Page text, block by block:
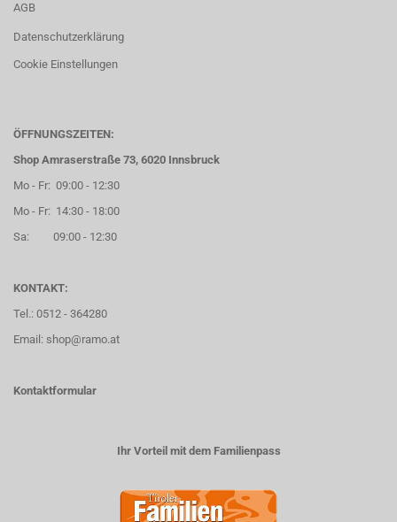
AGB
Datenschutzerklärung
Cookie Einstellungen
ÖFFNUNGSZEITEN:
Shop Amraserstraße 73, 6020 Innsbruck
Mo - Fr: 09:00 - 12:30
Mo - Fr: 14:30 - 18:00
Sa: 09:00 - 12:30
KONTAKT:
Tel.: 0512 - 364280
Email: shop@ramo.at
Kontaktformular
Ihr Vorteil mit dem Familienpass